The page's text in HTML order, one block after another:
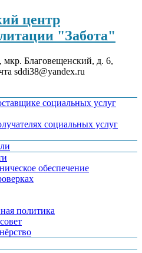
центр
"Забота"
мкр. Благовещенский, д. 6,
sddi38@yandex.ru
социальных услуг
социальных услуг
обеспечение
политика